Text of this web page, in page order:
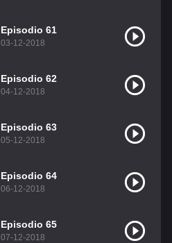
Episodio 61
03-12-2018
Episodio 62
04-12-2018
Episodio 63
05-12-2018
Episodio 64
06-12-2018
Episodio 65
07-12-2018